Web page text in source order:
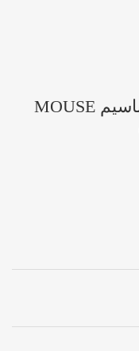
ماوس مخصوص بازی تسکو باسیم MOUSE